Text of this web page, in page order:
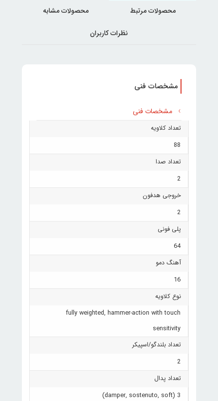
محصولات مرتبط محصولات مشابه
نظرات کاربران
مشخصات فنی
مشخصات فنی
تعداد کلاویه
88
تعداد صدا
2
خروجی هدفون
2
پلی فونی
64
آهنگ دمو
16
نوع کلاویه
fully weighted, hammer-action with touch
sensitivity
تعداد بلندگو/اسپیکر
2
تعداد پدال
3 (damper, sostenuto, soft)